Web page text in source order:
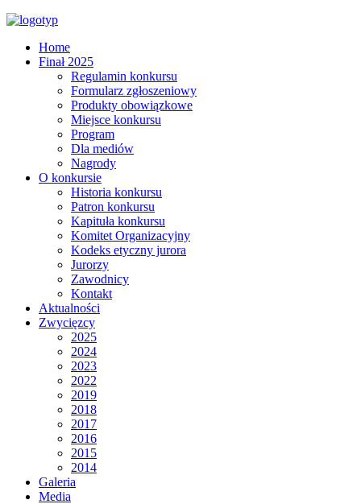
Home
Finał 2025
Regulamin konkursu
Formularz zgłoszeniowy
Produkty obowiązkowe
Miejsce konkursu
Program
Dla mediów
Nagrody
O konkursie
Historia konkursu
Patron konkursu
Kapituła konkursu
Komitet Organizacyjny
Kodeks etyczny jurora
Jurorzy
Zawodnicy
Kontakt
Aktualności
Zwycięzcy
2025
2024
2023
2022
2019
2018
2017
2016
2015
2014
Galeria
Media